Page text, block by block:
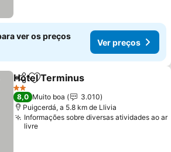
ver os preços
Ver preços
PartilharAdicionar aos favoritos
Hotel Terminus
2 Estrelas
8,0 Muito boa
3.010
Puigcerdá, a 5.8 km de Llivia
Informações sobre diversas atividades ao ar
livre